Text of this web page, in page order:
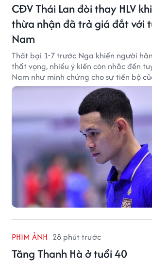
CĐV Thái Lan đòi thay HLV
thừa nhận đã trả giá đắt với
Nam
Thất bại 1-7 trước Nga khiến người
thất vọng, nhiều ý kiến còn nhắc đến
Nam như minh chứng cho sự tiến bộ
PHIM ẢNH 28 phút trước
Tăng Thanh Hà ở tuổi 40